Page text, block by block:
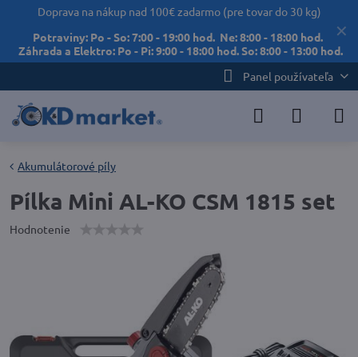
✕
Doprava na nákup nad 100€ zadarmo (pre tovar do 30 kg)
Potraviny: Po - So: 7:00 - 19:00 hod. Ne: 8:00 - 18:00 hod.
Záhrada a Elektro: Po - Pi: 9:00 - 18:00 hod. So: 8:00 - 13:00 hod.
Panel používateľa
Akumulátorové píly
Pílka Mini AL-KO CSM 1815 set
Hodnotenie